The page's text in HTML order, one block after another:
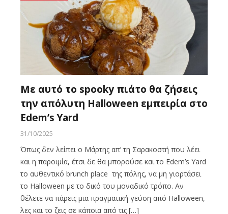
Με αυτό το spooky πιάτο θα ζήσεις
την απόλυτη Halloween εμπειρία στο
Edem’s Yard
31/10/2025
Όπως δεν λείπει ο Μάρτης απ’ τη Σαρακοστή που λέει
και η παροιμία, έτσι δε θα μπορούσε και το Edem’s Yard
το αυθεντικό brunch place της πόλης, να μη γιορτάσει
το Halloween με το δικό του μοναδικό τρόπο. Αν
θέλετε να πάρεις μια πραγματική γεύση από Halloween,
λες και το ζεις σε κάποια από τις […]